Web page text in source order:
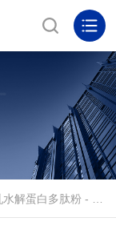
多肽粉 - 水分的检测、复原乳酸度的检测